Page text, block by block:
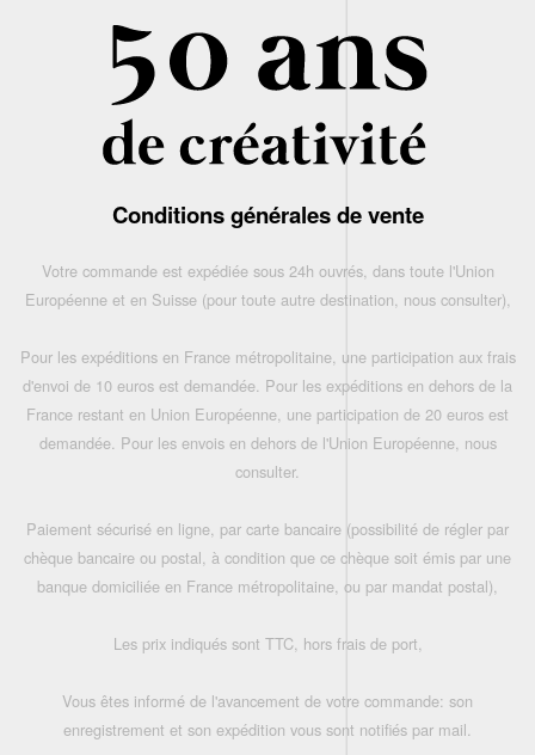
Conditions générales de vente
Votre commande est expédiée sous 24h ouvrés, dans toute l'Union
Européenne et en Suisse (pour toute autre destination, nous consulter),
Pour les expéditions en France métropolitaine, une participation aux frais
d'envoi de 10 euros est demandée. Pour les expéditions en dehors de la
France restant en Union Européenne, une participation de 20 euros est
demandée. Pour les envois en dehors de l'Union Européenne, nous
consulter.
Paiement sécurisé en ligne, par carte bancaire (possibilité de régler par
chèque bancaire ou postal, à condition que ce chèque soit émis par une
banque domiciliée en France métropolitaine, ou par mandat postal),
Les prix indiqués sont TTC, hors frais de port,
Vous êtes informé de l'avancement de votre commande: son
enregistrement et son expédition vous sont notifiés par mail.